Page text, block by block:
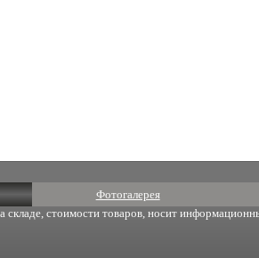
Фотогалерея
стоимости товаров, носит